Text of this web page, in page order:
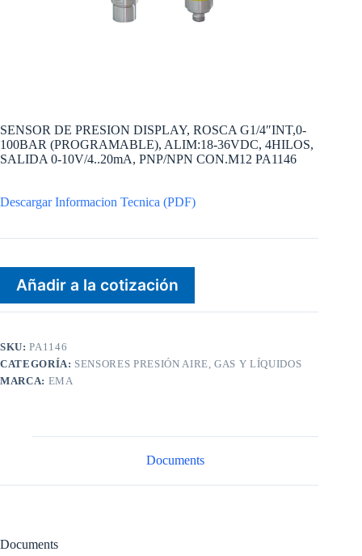
SENSOR DE PRESION DISPLAY, ROSCA G1/4″INT,0-
100BAR (PROGRAMABLE), ALIM:18-36VDC, 4HILOS,
SALIDA 0-10V/4..20mA, PNP/NPN CON.M12 PA1146
Descargar Informacion Tecnica (PDF)
Añadir a la cotización
SKU:PA1146
CATEGORÍA: SENSORES PRESIÓN AIRE, GAS Y LÍQUIDOS
MARCA: EMA
Documents
Documents